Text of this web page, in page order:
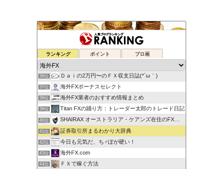
ランキング ポイント ブロ画
34位 蘭丸のFXトレード日記
35位
36位 Ｄａｉの2万円〜のＦＸ収支日誌(*´ω｀)
37位 海外FXボーナスセレクト
38位 海外FX業者のおすすめ情報まとめ
39位 Titan FXの踊り方：トレーダー太郎のトレード日記
40位 SHAIRAX オーストラリア・ケアンズ在住のFXトレーダー
41位 証券取引所まるわかり大辞典
42位 今日も元気だ、ち♂ぽが硬い！
43位 海外FX.com
44位 ＦＸで稼ぐ方法